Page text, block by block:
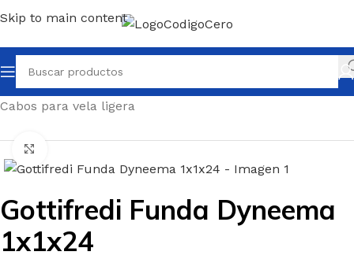
Skip to main content
Inicio/Repuestos para tu barco/Cabos de alta calidad/
Cabos para vela ligera
Gottifredi Funda Dyneema
1x1x24